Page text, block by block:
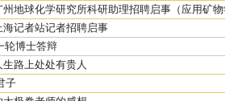
地球化学研究所科研助理招聘启事（应用矿
记者站记者招聘启事
轮博士答辩
路上处处有贵人
子